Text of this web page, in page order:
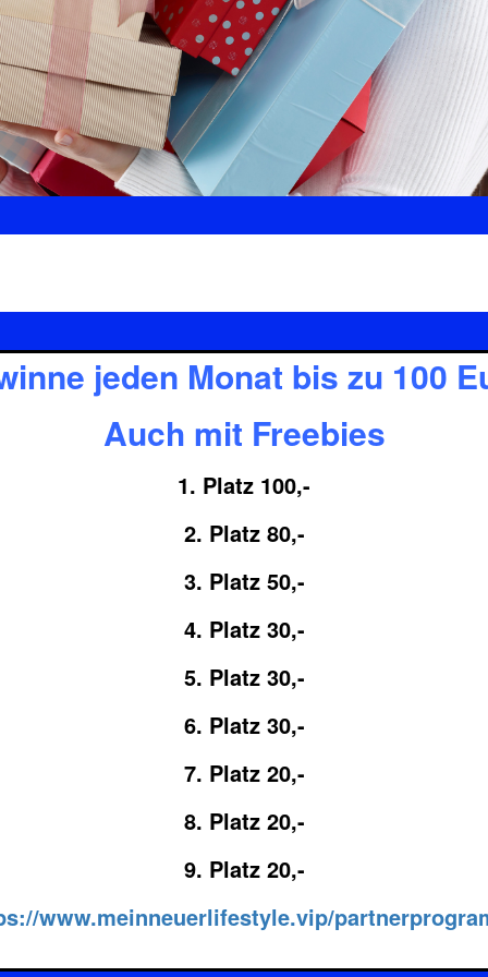
jeden Monat bis zu 100
Auch mit Freebies
1. Platz 100,-
2. Platz 80,-
3. Platz 50,-
4. Platz 30,-
5. Platz 30,-
6. Platz 30,-
7. Platz 20,-
8. Platz 20,-
9. Platz 20,-
www.meinneuerlifestyle.vip/